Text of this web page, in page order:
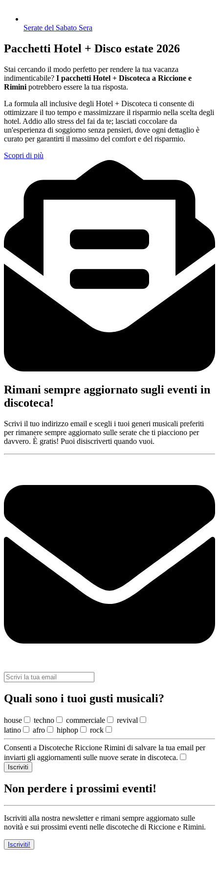
Serate del Sabato Sera
Pacchetti Hotel + Disco estate 2026
Stai cercando il modo perfetto per rendere la tua vacanza
indimenticabile? I pacchetti Hotel + Discoteca a Riccione e
Rimini potrebbero essere la tua risposta.
La formula all inclusive degli Hotel + Discoteca ti consente di
ottimizzare il tuo tempo e massimizzare il risparmio nella scelta degli
hotel. Addio allo stress del fai da te; lasciati coccolare da
un'esperienza di soggiorno senza pensieri, dove ogni dettaglio è
curato per garantirti il massimo del comfort e del risparmio.
Scopri di più
Rimani sempre aggiornato sugli eventi in
discoteca!
Scrivi il tuo indirizzo email e scegli i tuoi generi musicali preferiti
per rimanere sempre aggiornato sulle serate che ti piacciono per
davvero. È gratis! Puoi disiscriverti quando vuoi.
Quali sono i tuoi gusti musicali?
house techno commerciale
revival
latino
afro hiphop rock
Consenti a Discoteche Riccione Rimini di salvare la tua email per
inviarti gli aggiornamenti sulle nuove serate in discoteca.
Iscriviti
Non perdere i prossimi eventi!
Iscriviti alla nostra newsletter e rimani sempre aggiornato sulle
novità e sui prossimi eventi nelle discoteche di Riccione e Rimini.
Iscriviti!